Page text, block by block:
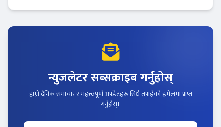
न्युजलेटर सब्सक्राइब गर्नुहोस्
हाम्रो दैनिक समाचार र महत्त्वपूर्ण अपडेटहरू सिधै तपाईंको इमेलमा प्राप्त
गर्नुहोस्।